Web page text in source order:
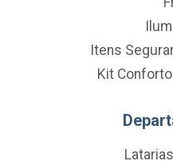
Itens
Kit